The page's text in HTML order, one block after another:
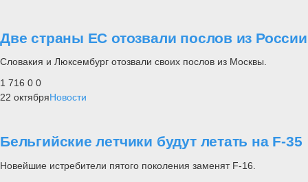
Две страны ЕС отозвали послов из России
Словакия и Люксембург отозвали своих послов из Москвы.
1 716 0 0
22 октябряНовости
Бельгийские летчики будут летать на F-35
Новейшие истребители пятого поколения заменят F-16.